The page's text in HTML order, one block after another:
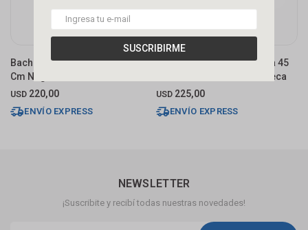
SUSCRIBIRME
Bacha De Apoyo Cuadrada 40
Cm Negro Mate Deca
USD 220,00
ENVÍO EXPRESS
Bacha De Apoyo Cuadrada 45
Cm C/mesa Verde Mate Deca
USD 225,00
ENVÍO EXPRESS
NEWSLETTER
¡Suscribite y recibí todas nuestras novedades!